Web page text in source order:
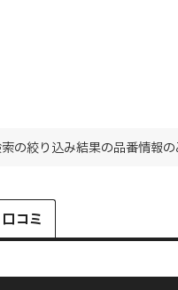
の絞り込み結果の品番情報の
コミ